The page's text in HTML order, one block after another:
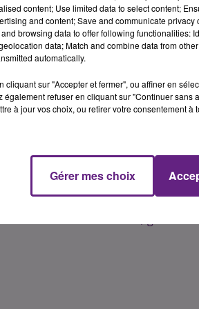
Franche-Comt�,
place Darcy, et dans laquelle se
soit culturel, patrimonial,
de V�zelay, la Roche de
de la Loue, appr�hender
r�gion. � pr�cise les
Comt� et les Franc-Comtois, la
qui a �galement une port�e
tourisme local, cette manifestation
pour d�couvrir les produits
des Produits r�gionaux.
des cadeaux seront �galement
content; Use limited data to select content;
and content; Save and communicate
browsing data to offer following functionalities:
data; Match and combine data from
automatically.
cliquant sur "Accepter et fermer", ou affiner en
également refuser en cliquant sur "Continuer
à jour vos choix, ou retirer votre consentement
Gérer mes choix